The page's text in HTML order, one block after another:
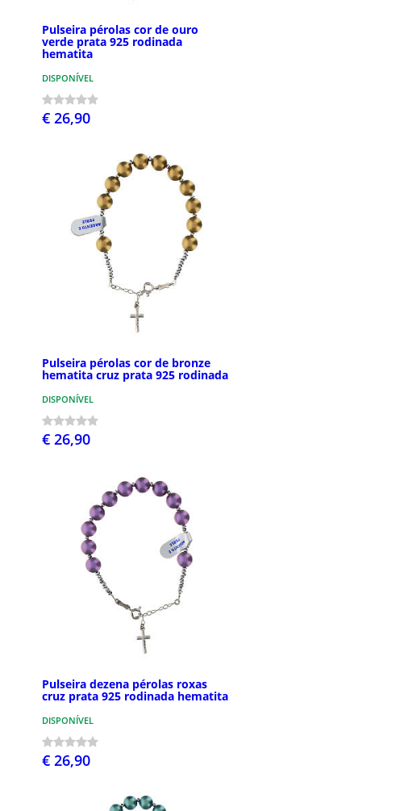
Pulseira pérolas cor de ouro
verde prata 925 rodinada
hematita
DISPONÍVEL
€ 26,90
Pulseira pérolas cor de bronze
hematita cruz prata 925 rodinada
DISPONÍVEL
€ 26,90
Pulseira dezena pérolas roxas
cruz prata 925 rodinada hematita
DISPONÍVEL
€ 26,90